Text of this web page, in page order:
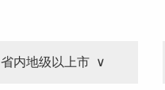
省内地级以上市